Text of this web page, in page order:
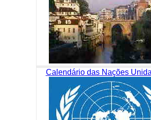
Calendário das Nações